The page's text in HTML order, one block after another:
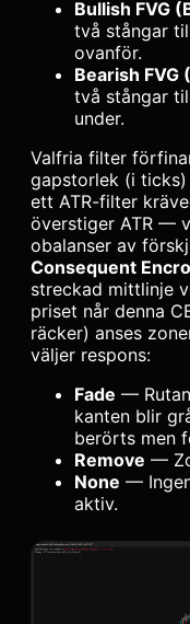
Bullish FVG
två stångar
ovanför.
Bearish FVG
två stångar
under.
Valfria filter
gapstorlek (i
ett ATR-filter
överstiger ATR —
obalanser av
Consequent
streckad mittlinje
priset når denna
räcker) anses
väljer respons:
Fade —
kanten blir
berörts men
Remove —
None —
aktiv.